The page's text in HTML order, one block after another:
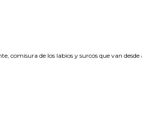
comisura de los labios y surcos que van